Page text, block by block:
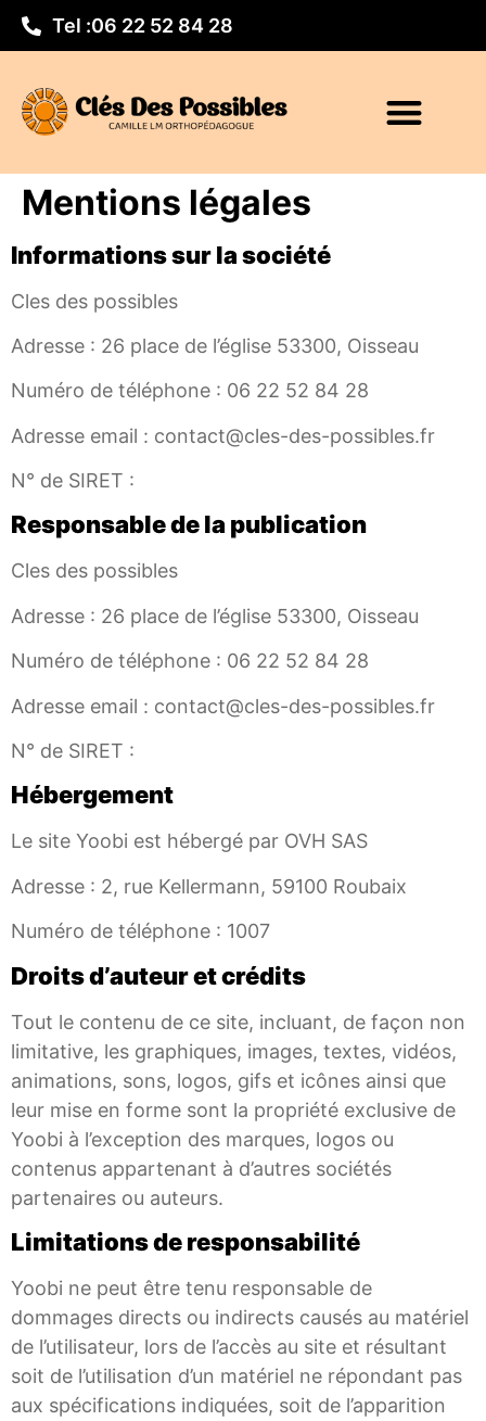
Tel :06 22 52 84 28
Mentions légales
Informations sur la société
Cles des possibles
Adresse : 26 place de l’église 53300, Oisseau
Numéro de téléphone : 06 22 52 84 28
Adresse email : contact@cles-des-possibles.fr
N° de SIRET :
Responsable de la publication
Cles des possibles
Adresse : 26 place de l’église 53300, Oisseau
Numéro de téléphone : 06 22 52 84 28
Adresse email : contact@cles-des-possibles.fr
N° de SIRET :
Hébergement
Le site Yoobi est hébergé par OVH SAS
Adresse : 2, rue Kellermann, 59100 Roubaix
Numéro de téléphone : 1007
Droits d’auteur et crédits
Tout le contenu de ce site, incluant, de façon non
limitative, les graphiques, images, textes, vidéos,
animations, sons, logos, gifs et icônes ainsi que
leur mise en forme sont la propriété exclusive de
Yoobi à l’exception des marques, logos ou
contenus appartenant à d’autres sociétés
partenaires ou auteurs.
Limitations de responsabilité
Yoobi ne peut être tenu responsable de
dommages directs ou indirects causés au matériel
de l’utilisateur, lors de l’accès au site et résultant
soit de l’utilisation d’un matériel ne répondant pas
aux spécifications indiquées, soit de l’apparition